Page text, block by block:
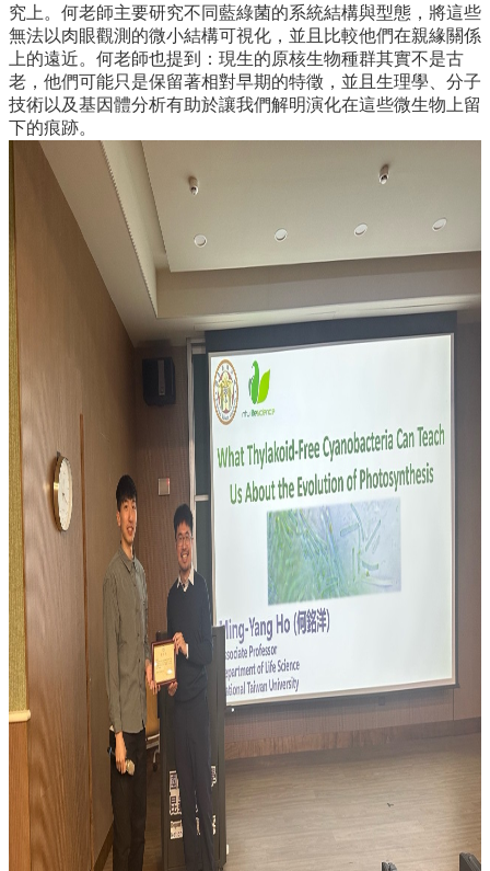
學
生
專
區
未
贈
區
系
友
會
畢
業
生
職
涯
發
展
追
系
任
究上。何老師主要研究不同藍綠菌的系統結構與型態，將這些
無法以肉眼觀測的微小結構可視化，並且比較他們在親緣關係
上的遠近。何老師也提到：現生的原核生物種群其實不是古
老，他們可能只是保留著相對早期的特徵，並且生理學、分子
技術以及基因體分析有助於讓我們解明演化在這些微生物上留
下的痕跡。